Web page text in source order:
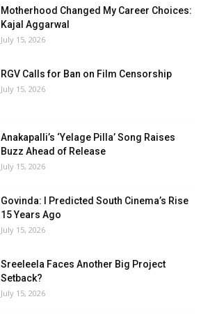
Motherhood Changed My Career Choices:
Kajal Aggarwal
July 15, 2026
RGV Calls for Ban on Film Censorship
July 15, 2026
Anakapalli’s ‘Yelage Pilla’ Song Raises
Buzz Ahead of Release
July 15, 2026
Govinda: I Predicted South Cinema’s Rise
15 Years Ago
July 15, 2026
Sreeleela Faces Another Big Project
Setback?
July 15, 2026